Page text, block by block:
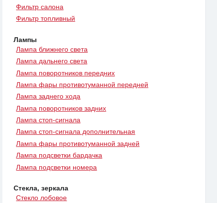
Фильтр салона
Фильтр топливный
Лампы
Лампа ближнего света
Лампа дальнего света
Лампа поворотников передних
Лампа фары противотуманной передней
Лампа заднего хода
Лампа поворотников задних
Лампа стоп-сигнала
Лампа стоп-сигнала дополнительная
Лампа фары противотуманной задней
Лампа подсветки бардачка
Лампа подсветки номера
Стекла, зеркала
Стекло лобовое